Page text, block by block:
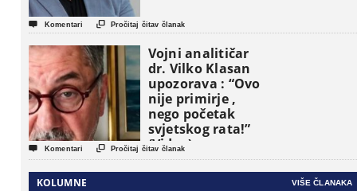
 Komentari  Pročitaj čitav članak
Vojni analitičar
dr. Vilko Klasan
upozorava : “Ovo
nije primirje ,
nego početak
svjetskog rata!”
(Video)
 Komentari  Pročitaj čitav članak
KOLUMNE VIŠE ČLANAKA